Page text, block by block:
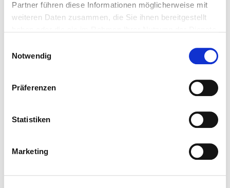
Partner führen diese Informationen möglicherweise mit
weiteren Daten zusammen, die Sie ihnen bereitgestellt
Notwendig
Präferenzen
Statistiken
Marketing